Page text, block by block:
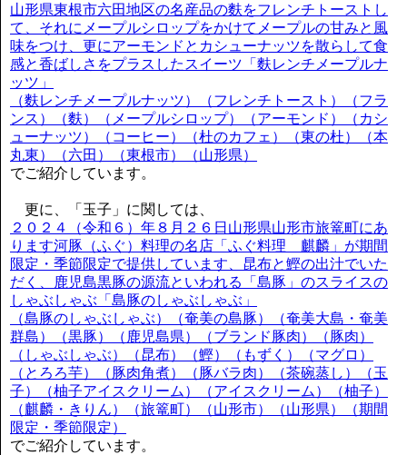
山形県東根市六田地区の名産品の麩をフレンチトーストし
て、それにメープルシロップをかけてメープルの甘みと風
味をつけ、更にアーモンドとカシューナッツを散らして食
感と香ばしさをプラスしたスイーツ「麩レンチメープルナ
ッツ」
（麩レンチメープルナッツ）（フレンチトースト）（フラ
ンス）（麩）（メープルシロップ）（アーモンド）（カシ
ューナッツ）（コーヒー）（杜のカフェ）（東の杜）（本
丸東）（六田）（東根市）（山形県）
でご紹介しています。
更に、「玉子」に関しては、
２０２４（令和６）年８月２６日山形県山形市旅篭町にあ
ります河豚（ふぐ）料理の名店「ふぐ料理 麒麟」が期間
限定・季節限定で提供しています、昆布と鰹の出汁でいた
だく、鹿児島黒豚の源流といわれる「島豚」のスライスの
しゃぶしゃぶ「島豚のしゃぶしゃぶ」
（島豚のしゃぶしゃぶ）（奄美の島豚）（奄美大島・奄美
群島）（黒豚）（鹿児島県）（ブランド豚肉）（豚肉）
（しゃぶしゃぶ）（昆布）（鰹）（もずく）（マグロ）
（とろろ芋）（豚肉角煮）（豚バラ肉）（茶碗蒸し）（玉
子）（柚子アイスクリーム）（アイスクリーム）（柚子）
（麒麟・きりん）（旅篭町）（山形市）（山形県）（期間
限定・季節限定）
でご紹介しています。